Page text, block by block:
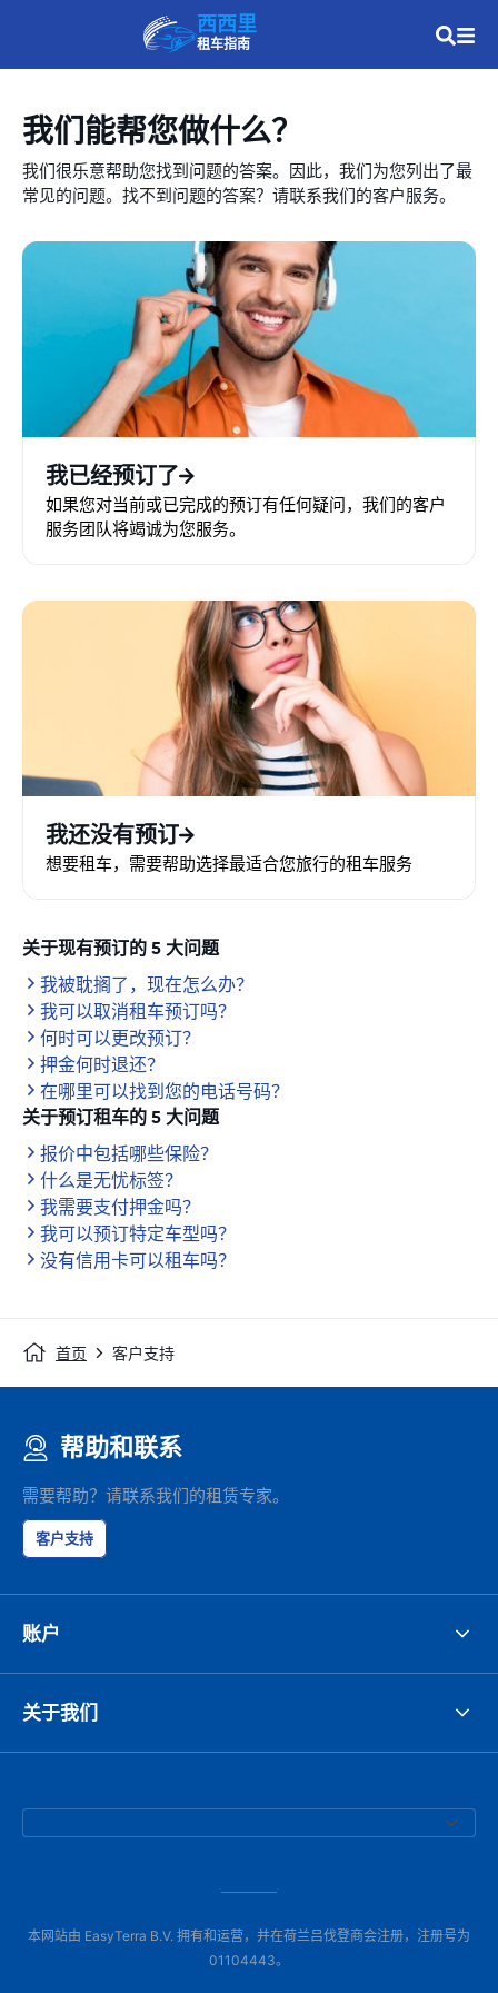
西西里
租车指南
我们能帮您做什么？
我们很乐意帮助您找到问题的答案。因此，我们为您列出了最
常见的问题。找不到问题的答案？请联系我们的客户服务。
我已经预订了
如果您对当前或已完成的预订有任何疑问，我们的客户
服务团队将竭诚为您服务。
我还没有预订
想要租车，需要帮助选择最适合您旅行的租车服务
关于现有预订的 5 大问题
我被耽搁了，现在怎么办？
我可以取消租车预订吗？
何时可以更改预订？
押金何时退还？
在哪里可以找到您的电话号码？
关于预订租车的 5 大问题
报价中包括哪些保险？
什么是无忧标签？
我需要支付押金吗？
我可以预订特定车型吗？
没有信用卡可以租车吗？
首页 客户支持
帮助和联系
需要帮助？请联系我们的租赁专家。
客户支持
账户
关于我们
本网站由 EasyTerra B.V. 拥有和运营，并在荷兰吕伐登商会注册，注册号为
01104443。